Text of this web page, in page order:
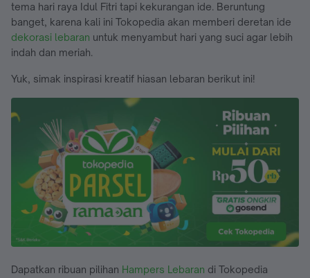
tema hari raya Idul Fitri tapi kekurangan ide. Beruntung
banget, karena kali ini Tokopedia akan memberi deretan ide
dekorasi lebaran untuk menyambut hari yang suci agar lebih
indah dan meriah.
Yuk, simak inspirasi kreatif hiasan lebaran berikut ini!
Dapatkan ribuan pilihan Hampers Lebaran di Tokopedia